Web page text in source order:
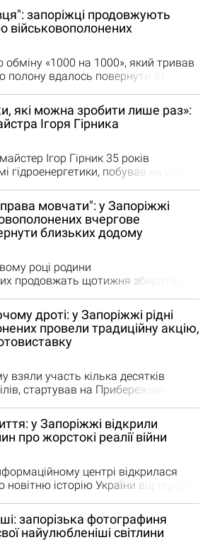
Як повідомив заступник голови
Національної спілки
Валерій Кошеленко, вона
для яких мистецтво не є лише
запоріжці продовжують
військовополонених
обміну «1000 на 1000», який тривав
полону вдалось повернути 51
жаль. Попереду в кожного
відновлення та реабілітації. І
- бути поруч та допомогти», =
ОДА…
які можна зробити лише раз»:
Ігоря Гірника
Ігор Гірник 35 років
гідроенергетики, побував на усіх
фотографувати ще під час
армії, у 80-х роках, потім прийшов
У 1998 році вступив до
фотохудожників України. …
мовчати": у Запоріжжі
вчергове
близьких додому
році родини
продовжать щотижня збиратися
біль. А ще — вимагати
додому. Для захисників Маріуполя
і Новий рік за колючим дротом, для
в полон на Курщині, - перші.
дроті: у Запоріжжі рідні
провели традиційну акцію,
взяли участь кілька десятків
стартував на Прибережній
потоці на центральному
та плакатах відповідного
нагадуючи мешканцям
міста про своїх близьких чи
у ворожому…
у Запоріжжі відкрили
про жорстокі реалії війни
центрі відкрилася
історію України від терору
і архівні фотографії з
наукового товариства імені
Організатори виставки анонсували
запорізька фотографиня
найулюбленіші світлини